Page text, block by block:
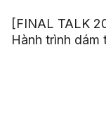
[FINAL TALK
Hành trình dám